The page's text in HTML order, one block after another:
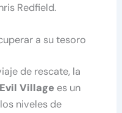
Redfield.
a su tesoro
de rescate, la
Village es un
niveles de